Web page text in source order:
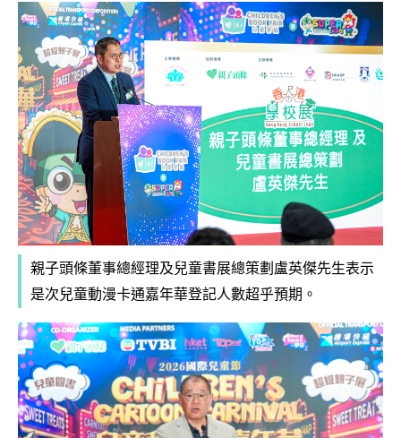
親子頭條董事總經理及兒童書展總策劃盧英傑先生表示
是次兒童動漫卡通嘉年華登記人數超乎預期。